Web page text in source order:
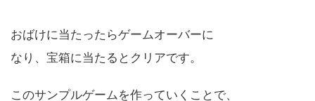
おばけに当たったらゲームオーバーに
なり、宝箱に当たるとクリアです。
このサンプルゲームを作っていくことで、